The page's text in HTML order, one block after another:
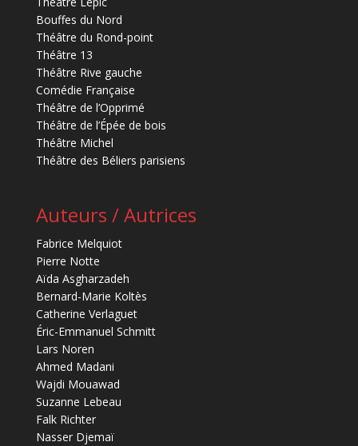
Bouffes du Nord
Théâtre du Rond-point
Théâtre 13
Théâtre Rive gauche
Comédie Française
Théâtre de l’Opprimé
Théâtre de l’Épée de bois
Théâtre Michel
Théâtre des Béliers parisiens
Auteurs / Autrices
Fabrice Melquiot
Pierre Notte
Aïda Asgharzadeh
Bernard-Marie Koltès
Catherine Verlaguet
Éric-Emmanuel Schmitt
Lars Noren
Ahmed Madani
Wajdi Mouawad
Suzanne Lebeau
Falk Richter
Nasser Djemaï